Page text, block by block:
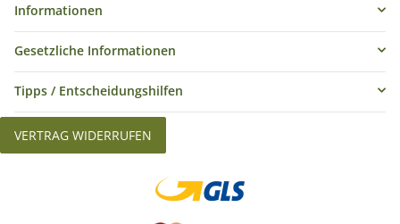
Informationen
Gesetzliche Informationen
Tipps / Entscheidungshilfen
VERTRAG WIDERRUFEN